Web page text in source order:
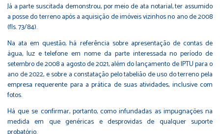
Já a parte suscitada demonstrou, por meio de ata notarial, ter assumido
a posse do terreno após a aquisição de imóveis vizinhos no ano de 2008
(fls. 73/84).
Na ata em questão, há referência sobre apresentação de contas de
água, luz e telefone em nome da parte interessada no período de
setembro de 2008 a agosto de 2021, além do lançamento de IPTU para o
ano de 2022, e sobre a constatação pelo tabelião de uso do terreno pela
empresa requerente para a prática de suas atividades, inclusive com
fotos.
Há que se confirmar, portanto, como infundadas as impugnações na
medida em que genéricas e desprovidas de qualquer suporte